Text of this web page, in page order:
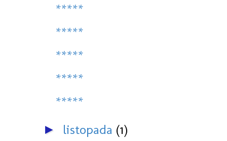
*****
*****
*****
*****
*****
► listopada (1)